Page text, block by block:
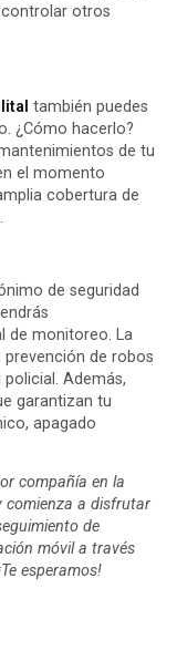
otros
también puedes
¿Cómo hacerlo?
de tu
el momento
cobertura de
de seguridad
de monitoreo. La
prevención de robos
Además,
garantizan tu
apagado
compañía en la
comienza a disfrutar
de
móvil a través
esperamos!